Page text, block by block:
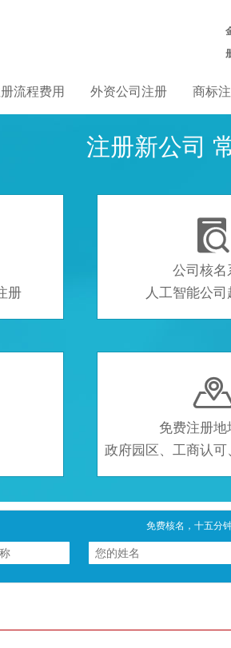
流程费用 外资公司注册 商标
注册新公司
册

公司核名
人工智能公
免费注册
政府园区、工商认
免费核名，十五分